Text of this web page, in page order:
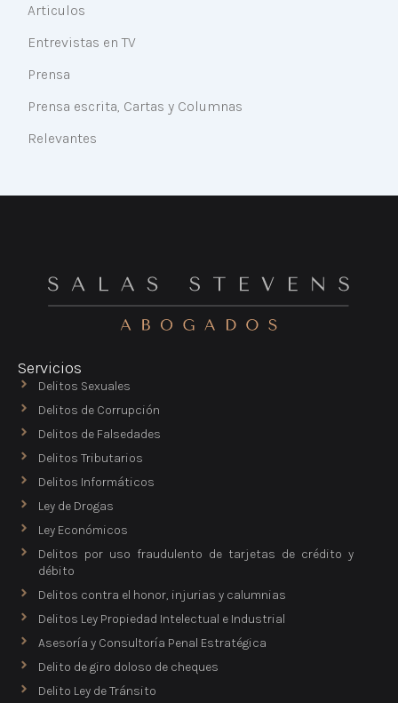
Articulos
Entrevistas en TV
Prensa
Prensa escrita, Cartas y Columnas
Relevantes
Servicios
Delitos Sexuales
Delitos de Corrupción
Delitos de Falsedades
Delitos Tributarios
Delitos Informáticos
Ley de Drogas
Ley Económicos
Delitos por uso fraudulento de tarjetas de crédito y
débito
Delitos contra el honor, injurias y calumnias
Delitos Ley Propiedad Intelectual e Industrial
Asesoría y Consultoría Penal Estratégica
Delito de giro doloso de cheques
Delito Ley de Tránsito